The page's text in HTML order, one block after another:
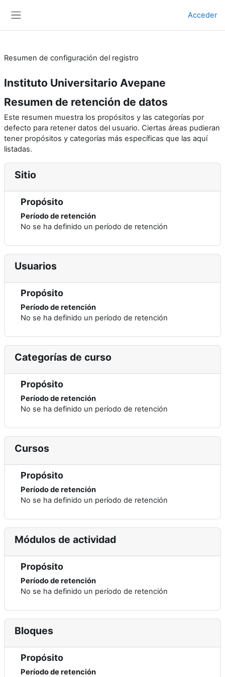
Acceder
Resumen de configuración del registro
Instituto Universitario Avepane
Resumen de retención de datos
Este resumen muestra los propósitos y las categorías por
defecto para retener datos del usuario. Ciertas áreas pudieran
tener propósitos y categorías más específicas que las aquí
listadas.
Sitio
Propósito
Período de retención
No se ha definido un período de retención
Usuarios
Propósito
Período de retención
No se ha definido un período de retención
Categorías de curso
Propósito
Período de retención
No se ha definido un período de retención
Cursos
Propósito
Período de retención
No se ha definido un período de retención
Módulos de actividad
Propósito
Período de retención
No se ha definido un período de retención
Bloques
Propósito
Período de retención